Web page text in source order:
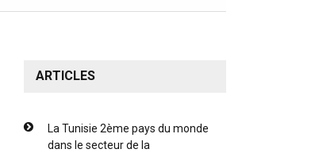
ARTICLES
La Tunisie 2ème pays du monde
dans le secteur de la